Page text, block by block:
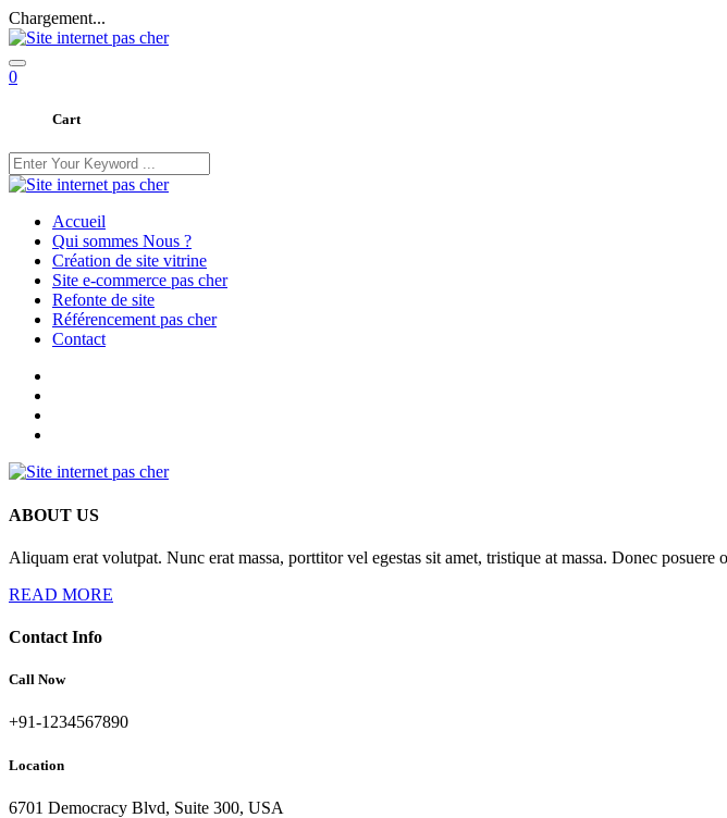
Chargement...
0
Cart
Accueil
Qui sommes Nous ?
Création de site vitrine
Site e-commerce pas cher
Refonte de site
Référencement pas cher
Contact
ABOUT US
Aliquam erat volutpat. Nunc erat massa, porttitor vel egestas sit amet, tristique at massa. Donec
READ MORE
Contact Info
Call Now
+91-1234567890
Location
6701 Democracy Blvd, Suite 300, USA